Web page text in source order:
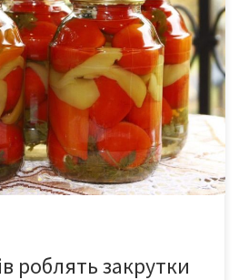
роблять запаси на зиму. Найбільше
90% населення. Найменше на сході –
консервування дотримується 77%
варення – 73%. У погребі овочі
– написав у Facebook директор
мереж Олексій
українців заморожують […]
роблять закрутки